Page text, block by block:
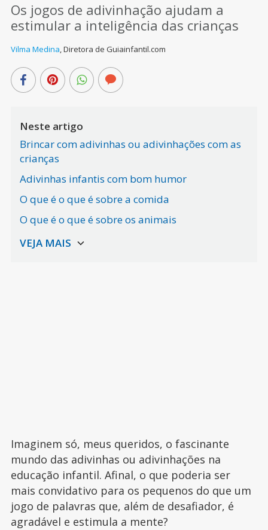
Os jogos de adivinhação ajudam a
estimular a inteligência das crianças
Vilma Medina,Diretora de Guiainfantil.com
Neste artigo
Brincar com adivinhas ou adivinhações com as
crianças
Adivinhas infantis com bom humor
O que é o que é sobre a comida
O que é o que é sobre os animais
Imaginem só, meus queridos, o fascinante
mundo das adivinhas ou adivinhações na
educação infantil. Afinal, o que poderia ser
mais convidativo para os pequenos do que um
jogo de palavras que, além de desafiador, é
agradável e estimula a mente?